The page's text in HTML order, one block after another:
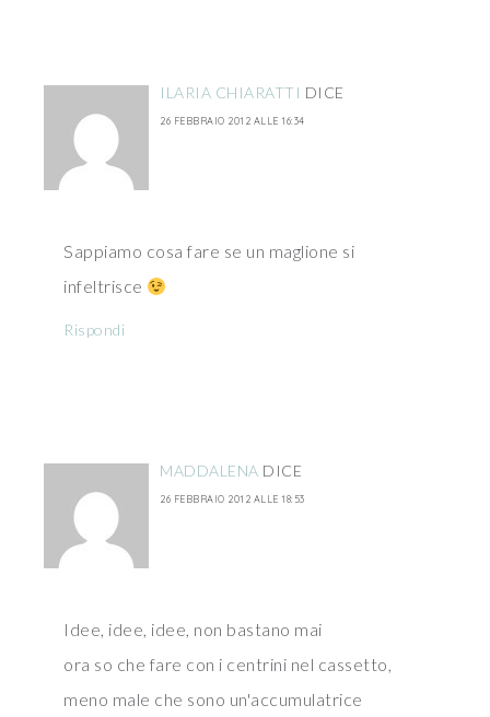
ILARIA CHIARATTI DICE
26 FEBBRAIO 2012 ALLE 16:34
Sappiamo cosa fare se un maglione si
infeltrisce
Rispondi
MADDALENA DICE
26 FEBBRAIO 2012 ALLE 18:53
Idee, idee, idee, non bastano mai
ora so che fare con i centrini nel cassetto,
meno male che sono un'accumulatrice